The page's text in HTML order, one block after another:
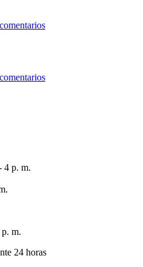
4 p. m.
m.
24 horas